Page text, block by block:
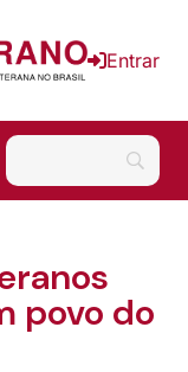
Entrar
povo do